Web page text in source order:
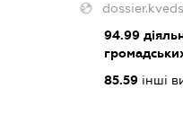
94.99
85.59 інші